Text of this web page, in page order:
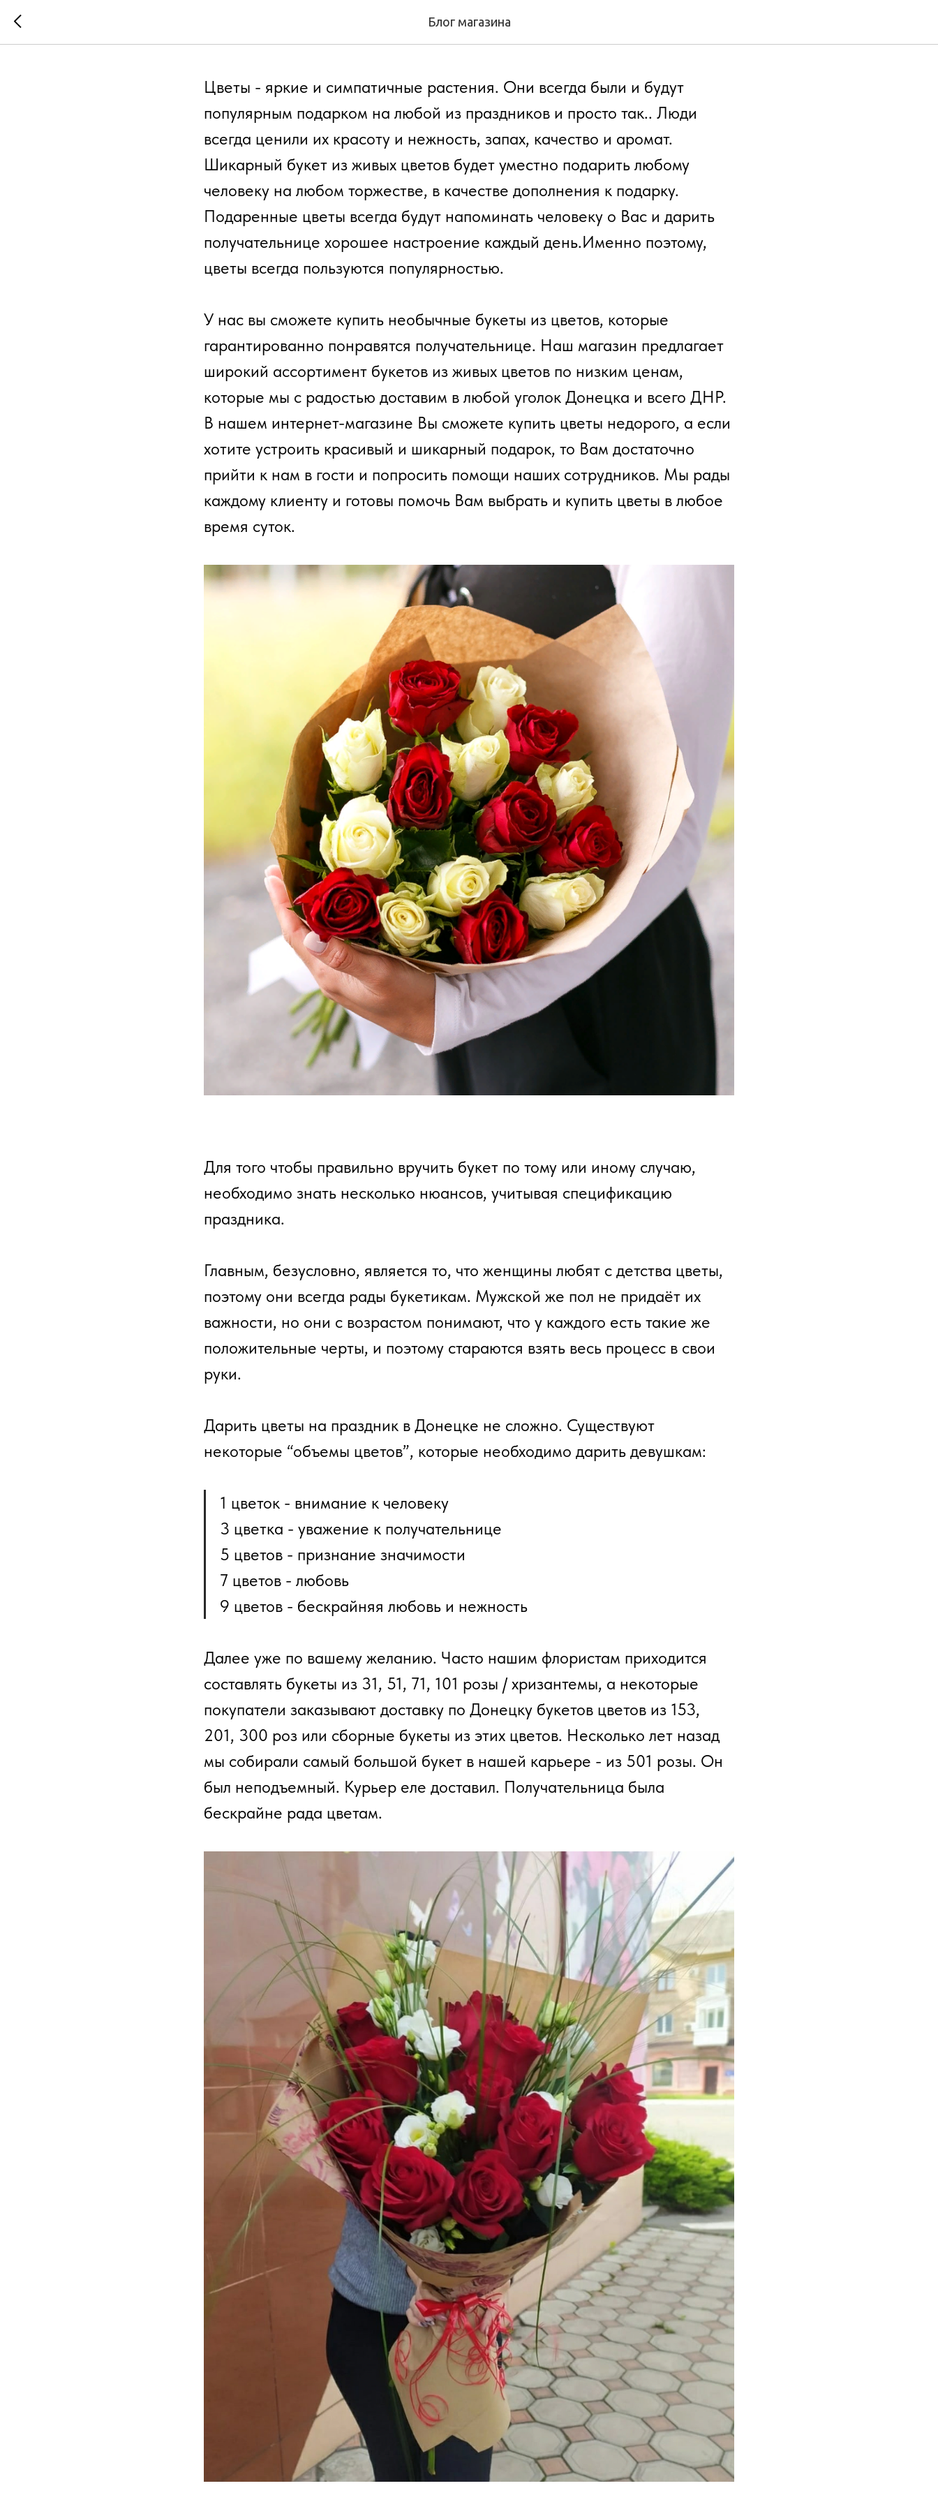
Блог магазина
Правила дарения цветов
Цветы - яркие и симпатичные растения. Они всегда были и будут
популярным подарком на любой из праздников и просто так.. Люди
всегда ценили их красоту и нежность, запах, качество и аромат.
Шикарный букет из живых цветов будет уместно подарить любому
человеку на любом торжестве, в качестве дополнения к подарку.
Подаренные цветы всегда будут напоминать человеку о Вас и дарить
получательнице хорошее настроение каждый день.Именно поэтому,
цветы всегда пользуются популярностью.
У нас вы сможете купить необычные букеты из цветов, которые
гарантированно понравятся получательнице. Наш магазин предлагает
широкий ассортимент букетов из живых цветов по низким ценам,
которые мы с радостью доставим в любой уголок Донецка и всего ДНР.
В нашем интернет-магазине Вы сможете купить цветы недорого, а если
хотите устроить красивый и шикарный подарок, то Вам достаточно
прийти к нам в гости и попросить помощи наших сотрудников. Мы рады
каждому клиенту и готовы помочь Вам выбрать и купить цветы в любое
время суток.
Для того чтобы правильно вручить букет по тому или иному случаю,
необходимо знать несколько нюансов, учитывая спецификацию
праздника.
Главным, безусловно, является то, что женщины любят с детства цветы,
поэтому они всегда рады букетикам. Мужской же пол не придаёт их
важности, но они с возрастом понимают, что у каждого есть такие же
положительные черты, и поэтому стараются взять весь процесс в свои
руки.
Дарить цветы на праздник в Донецке не сложно. Существуют
некоторые “объемы цветов”, которые необходимо дарить девушкам:
1 цветок - внимание к человеку
3 цветка - уважение к получательнице
5 цветов - признание значимости
7 цветов - любовь
9 цветов - бескрайняя любовь и нежность
Далее уже по вашему желанию. Часто нашим флористам приходится
составлять букеты из 31, 51, 71, 101 розы / хризантемы, а некоторые
покупатели заказывают доставку по Донецку букетов цветов из 153,
201, 300 роз или сборные букеты из этих цветов. Несколько лет назад
мы собирали самый большой букет в нашей карьере - из 501 розы. Он
был неподъемный. Курьер еле доставил. Получательница была
бескрайне рада цветам.